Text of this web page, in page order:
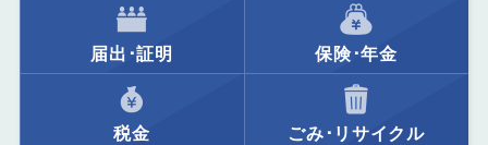
届出･証明 保険･年金
税金 ごみ･リサイクル